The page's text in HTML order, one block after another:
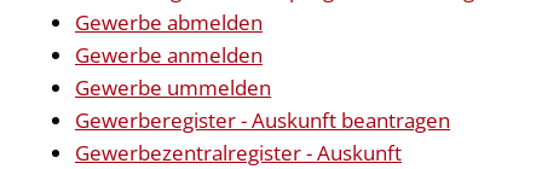
Gewerbe abmelden
Gewerbe anmelden
Gewerbe ummelden
Gewerberegister - Auskunft beantragen
Gewerbezentralregister - Auskunft